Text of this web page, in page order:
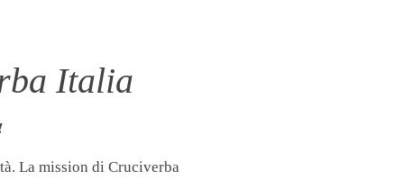
Italia
La mission di Cruciverba